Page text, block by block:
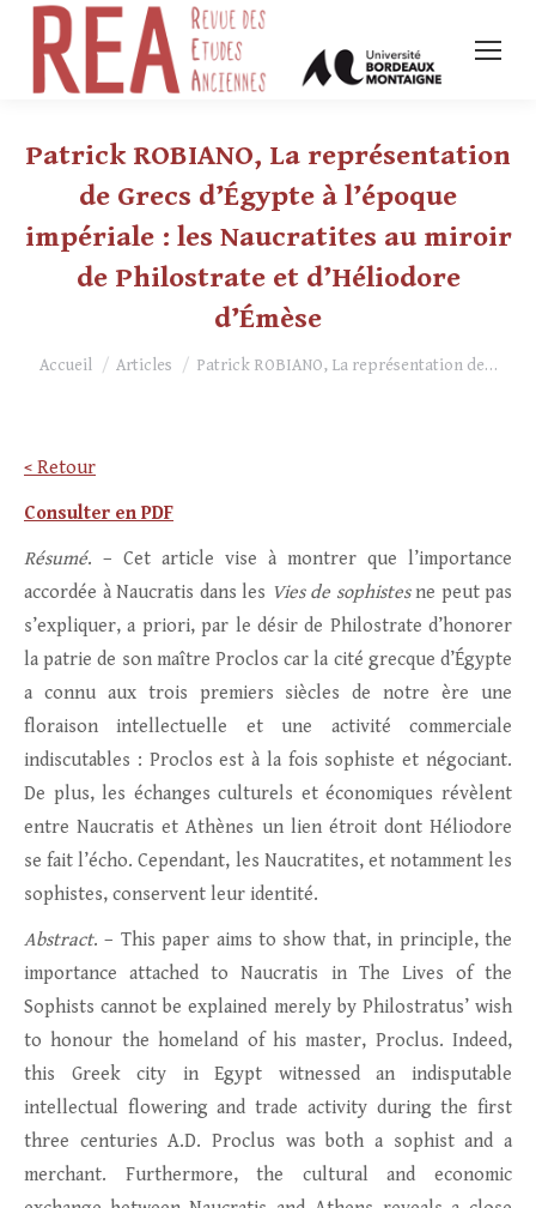
Patrick ROBIANO, La représentation
de Grecs d’Égypte à l’époque
impériale : les Naucratites au miroir
de Philostrate et d’Héliodore
d’Émèse
Vous êtes ici :
Accueil Articles Patrick ROBIANO, La représentation de…
< Retour
Consulter en PDF
Résumé. – Cet article vise à montrer que l’importance
accordée à Naucratis dans les Vies de sophistesne peut pas
s’expliquer, a priori, par le désir de Philostrate d’honorer
la patrie de son maître Proclos car la cité grecque d’Égypte
a connu aux trois premiers siècles de notre ère une
floraison intellectuelle et une activité commerciale
indiscutables : Proclos est à la fois sophiste et négociant.
De plus, les échanges culturels et économiques révèlent
entre Naucratis et Athènes un lien étroit dont Héliodore
se fait l’écho. Cependant, les Naucratites, et notamment les
sophistes, conservent leur identité.
Abstract. – This paper aims to show that, in principle, the
importance attached to Naucratis in The Lives of the
Sophists cannot be explained merely by Philostratus’ wish
to honour the homeland of his master, Proclus. Indeed,
this Greek city in Egypt witnessed an indisputable
intellectual flowering and trade activity during the first
three centuries A.D. Proclus was both a sophist and a
merchant. Furthermore, the cultural and economic